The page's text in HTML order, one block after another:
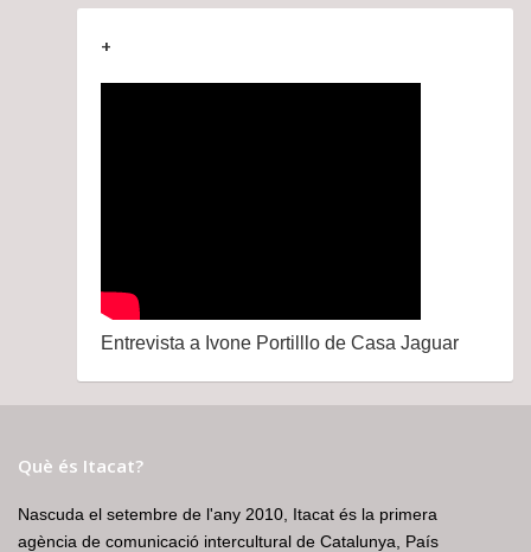
+
Entrevista a Ivone Portilllo de Casa Jaguar
Què és Itacat?
Nascuda el setembre de l'any 2010, Itacat és la primera
agència de comunicació intercultural de Catalunya, País